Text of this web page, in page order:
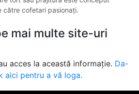
către cofetari pasionați.
mai multe site-uri
acces la această informație. Da-
aici pentru a vă loga.